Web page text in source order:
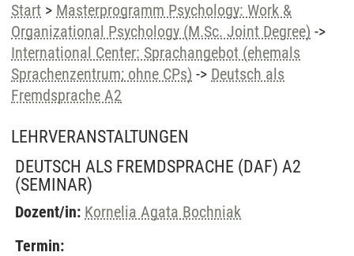
Start > Masterprogramm Psychology: Work &
Organizational Psychology (M.Sc. Joint Degree) ->
International Center: Sprachangebot (ehemals
Sprachenzentrum; ohne CPs) -> Deutsch als
Fremdsprache A2
LEHRVERANSTALTUNGEN
DEUTSCH ALS FREMDSPRACHE (DAF) A2
(SEMINAR)
Dozent/in: Kornelia Agata Bochniak
Termin: